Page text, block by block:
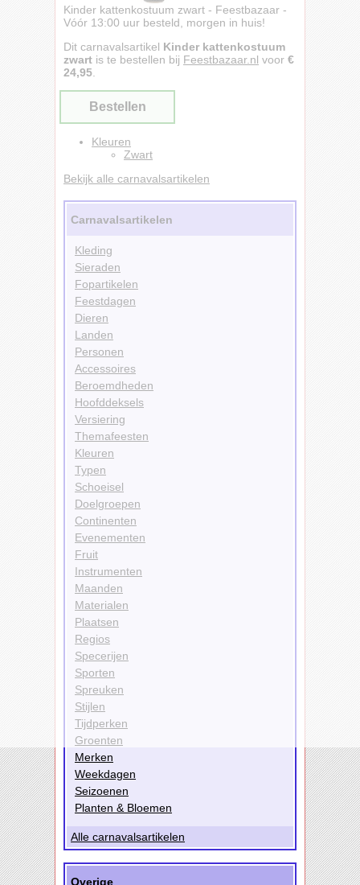
Kinder kattenkostuum zwart - Feestbazaar -
Vóór 13:00 uur besteld, morgen in huis!
Dit carnavalsartikel Kinder kattenkostuum
zwart is te bestellen bij Feestbazaar.nl voor €
24,95
Bestellen
Kleuren
Zwart
Bekijk alle carnavalsartikelen
Carnavalsartikelen
Kleding
Sieraden
Fopartikelen
Feestdagen
Dieren
Landen
Personen
Accessoires
Beroemdheden
Hoofddeksels
Versiering
Themafeesten
Kleuren
Typen
Schoeisel
Doelgroepen
Continenten
Evenementen
Fruit
Instrumenten
Maanden
Materialen
Plaatsen
Regios
Specerijen
Sporten
Spreuken
Stijlen
Tijdperken
Groenten
Merken
Weekdagen
Seizoenen
Planten & Bloemen
Alle carnavalsartikelen
Overige